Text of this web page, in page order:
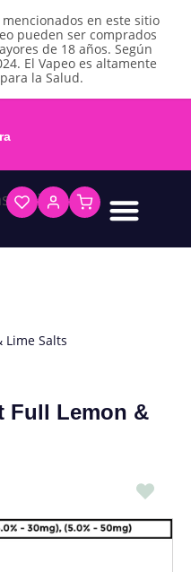
en este sitio
pueden ser comprados
de 18 años. Según
El Vapeo es altamente
la Salud.
Lime Salts
Full Lemon &